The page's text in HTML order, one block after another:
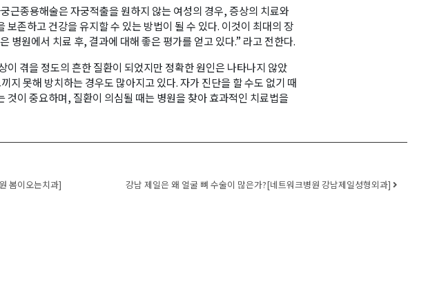
근종용해술은 자궁적출을 원하지 않는 여성의 경우, 증상의 치료와
보존하고 건강을 유지할 수 있는 방법이 될 수 있다. 이것이 최대의 장
병원에서 치료 후, 결과에 대해 좋은 평가를 얻고 있다.” 라고 전한다.
이 겪을 정도의 흔한 질환이 되었지만 정확한 원인은 나타나지 않았
지 못해 방치하는 경우도 많아지고 있다. 자가 진단을 할 수도 없기 때
것이 중요하며, 질환이 의심될 때는 병원을 찾아 효과적인 치료법을
봄이오는치과] 강남 제일은 왜 얼굴 뼈 수술이 많은가?[네트워크병원 강남제일성형외과]